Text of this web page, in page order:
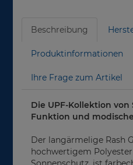
Beschreibung
Produktinformationen
Ihre Frage zum Artikel
Die UPF-Kollektion
Funktion und
Der langärmelige Rash
hochwertigem